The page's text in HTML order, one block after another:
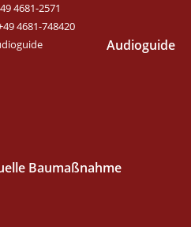
4681-2571
4681-748420
Audioguide
Baumaßnahme